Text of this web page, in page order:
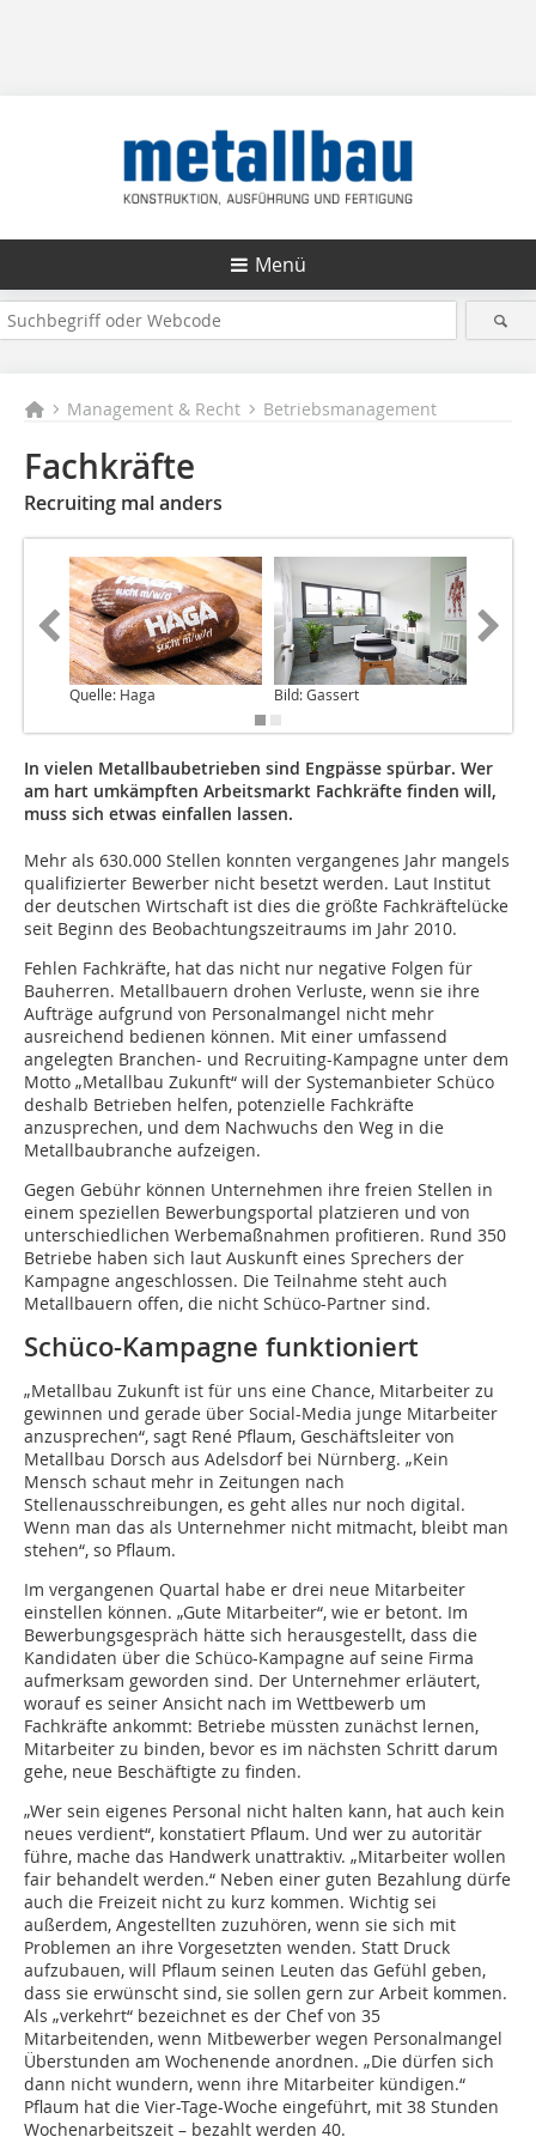
Menü
Management & Recht Betriebsmanagement
Fachkräfte
Recruiting mal anders
Quelle: Haga Bild: Gassert
In vielen Metallbaubetrieben sind Engpässe spürbar. Wer
am hart umkämpften Arbeitsmarkt Fachkräfte finden will,
muss sich etwas einfallen lassen.
Mehr als 630.000 Stellen konnten vergangenes Jahr mangels
qualifizierter Bewerber nicht besetzt werden. Laut Institut
der deutschen Wirtschaft ist dies die größte Fachkräftelücke
seit Beginn des Beobachtungszeitraums im Jahr 2010.
Fehlen Fachkräfte, hat das nicht nur negative Folgen für
Bauherren. Metallbauern drohen Verluste, wenn sie ihre
Aufträge aufgrund von Personalmangel nicht mehr
ausreichend bedienen können. Mit einer umfassend
angelegten Branchen- und Recruiting-Kampagne unter dem
Motto „Metallbau Zukunft“ will der Systemanbieter Schüco
deshalb Betrieben helfen, potenzielle Fachkräfte
anzusprechen, und dem Nachwuchs den Weg in die
Metallbaubranche aufzeigen.
Gegen Gebühr können Unternehmen ihre freien Stellen in
einem speziellen Bewerbungsportal platzieren und von
unterschiedlichen Werbemaßnahmen profitieren. Rund 350
Betriebe haben sich laut Auskunft eines Sprechers der
Kampagne angeschlossen. Die Teilnahme steht auch
Metallbauern offen, die nicht Schüco-Partner sind.
Schüco-Kampagne funktioniert
„Metallbau Zukunft ist für uns eine Chance, Mitarbeiter zu
gewinnen und gerade über Social-Media junge Mitarbeiter
anzusprechen“, sagt René Pflaum, Geschäftsleiter von
Metallbau Dorsch aus Adelsdorf bei Nürnberg. „Kein
Mensch schaut mehr in Zeitungen nach
Stellenausschreibungen, es geht alles nur noch digital.
Wenn man das als Unternehmer nicht mitmacht, bleibt man
stehen“, so Pflaum.
Im vergangenen Quartal habe er drei neue Mitarbeiter
einstellen können. „Gute Mitarbeiter“, wie er betont. Im
Bewerbungsgespräch hätte sich herausgestellt, dass die
Kandidaten über die Schüco-Kampagne auf seine Firma
aufmerksam geworden sind. Der Unternehmer erläutert,
worauf es seiner Ansicht nach im Wettbewerb um
Fachkräfte ankommt: Betriebe müssten zunächst lernen,
Mitarbeiter zu binden, bevor es im nächsten Schritt darum
gehe, neue Beschäftigte zu finden.
„Wer sein eigenes Personal nicht halten kann, hat auch kein
neues verdient“, konstatiert Pflaum. Und wer zu autoritär
führe, mache das Handwerk unattraktiv. „Mitarbeiter wollen
fair behandelt werden.“ Neben einer guten Bezahlung dürfe
auch die Freizeit nicht zu kurz kommen. Wichtig sei
außerdem, Angestellten zuzuhören, wenn sie sich mit
Problemen an ihre Vorgesetzten wenden. Statt Druck
aufzubauen, will Pflaum seinen Leuten das Gefühl geben,
dass sie erwünscht sind, sie sollen gern zur Arbeit kommen.
Als „verkehrt“ bezeichnet es der Chef von 35
Mitarbeitenden, wenn Mitbewerber wegen Personalmangel
Überstunden am Wochenende anordnen. „Die dürfen sich
dann nicht wundern, wenn ihre Mitarbeiter kündigen.“
Pflaum hat die Vier-Tage-Woche eingeführt, mit 38 Stunden
Wochenarbeitszeit – bezahlt werden 40.